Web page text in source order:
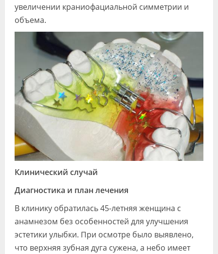
увеличении краниофациальной симметрии и
объема.
Клинический случай
Диагностика и план лечения
В клинику обратилась 45-летняя женщина с
анамнезом без особенностей для улучшения
эстетики улыбки. При осмотре было выявлено,
что верхняя зубная дуга сужена, а небо имеет